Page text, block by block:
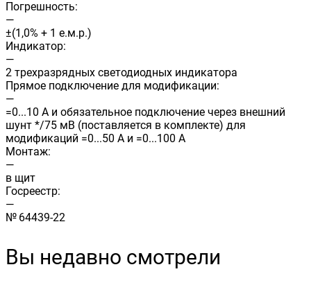
Погрешность:
—
±(1,0% + 1 е.м.р.)
Индикатор:
—
2 трехразрядных светодиодных индикатора
Прямое подключение для модификации:
—
=0...10 А и обязательное подключение через внешний
шунт */75 мВ (поставляется в комплекте) для
модификаций =0...50 А и =0...100 А
Монтаж:
—
в щит
Госреестр:
—
№ 64439-22
Вы недавно смотрели